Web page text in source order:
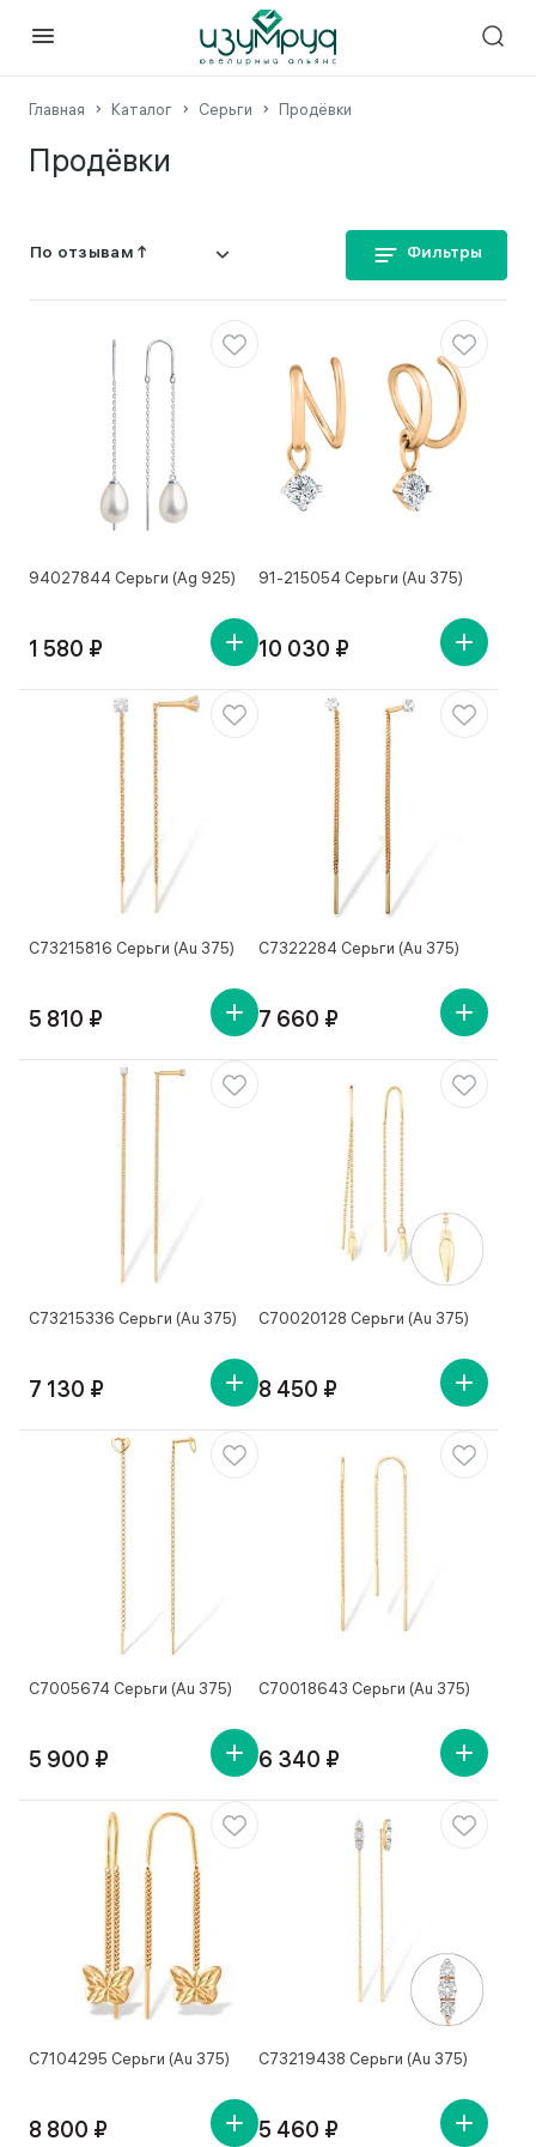
Главная Каталог Серьги Продёвки
Продёвки
Фильтры
94027844 Серьги (Ag 925)
1 580 ₽
91-215054 Серьги (Au 375)
10 030 ₽
С73215816 Серьги (Au 375)
5 810 ₽
С7322284 Серьги (Au 375)
7 660 ₽
С73215336 Серьги (Au 375)
7 130 ₽
С70020128 Серьги (Au 375)
8 450 ₽
С7005674 Серьги (Au 375)
5 900 ₽
С70018643 Серьги (Au 375)
6 340 ₽
С7104295 Серьги (Au 375)
8 800 ₽
С73219438 Серьги (Au 375)
5 460 ₽